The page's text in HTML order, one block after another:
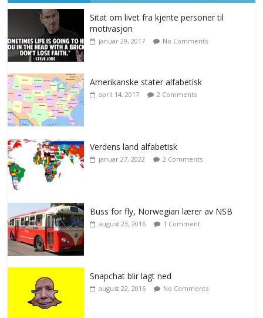
Sitat om livet fra kjente personer til
motivasjon
januar 29, 2017 No Comments
Amerikanske stater alfabetisk
april 14, 2017 2 Comments
Verdens land alfabetisk
januar 27, 2022 2 Comments
Buss for fly, Norwegian lærer av NSB
august 23, 2016 1 Comment
Snapchat blir lagt ned
august 22, 2016 No Comments